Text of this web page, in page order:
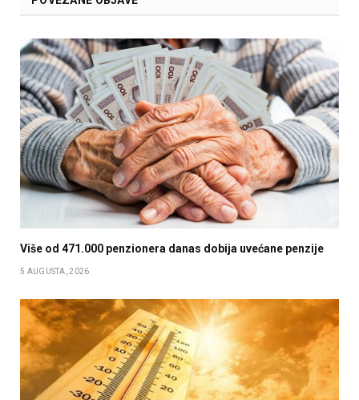
Više od 471.000 penzionera danas dobija uvećane penzije
5 AUGUSTA, 2026